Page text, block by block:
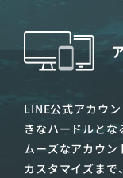
LINE公式アカウ
きなハードルと
ムーズなアカウン
カスタマイズまで